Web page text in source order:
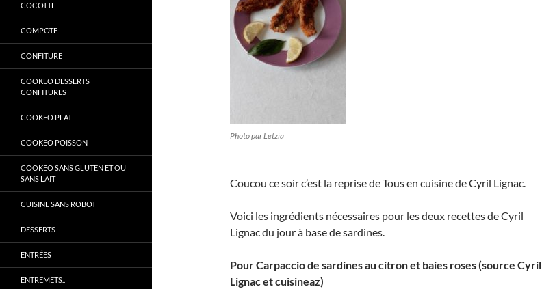
Photo par Letzia
Coucou ce soir c’est la reprise de Tous en cuisine de Cyril Lignac.
Voici les ingrédients nécessaires pour les deux recettes de Cyril
Lignac du jour à base de sardines.
Pour Carpaccio de sardines au citron et baies roses (source Cyril
Lignac et cuisineaz)
COCOTTE
COMPOTE
CONFITURE
COOKEO DESSERTS
CONFITURES
COOKEO PLAT
COOKEO POISSON
COOKEO SANS GLUTEN ET OU
SANS LAIT
CUISINE SANS ROBOT
DESSERTS
ENTRÉES
ENTREMETS..